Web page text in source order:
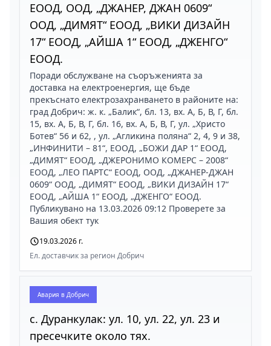
ЕООД, ООД, „ДЖАНЕР, ДЖАН 0609“
ООД, „ДИМЯТ“ ЕООД, „ВИКИ ДИЗАЙН
17“ ЕООД, „АЙША 1“ ЕООД, „ДЖЕНГО“
ЕООД.
Поради обслужване на съоръженията за
доставка на електроенергия, ще бъде
прекъснато електрозахранването в районите на:
град Добрич: ж. к. „Балик“, бл. 13, вх. А, Б, В, Г, бл.
15, вх. А, Б, В, Г, бл. 16, вх. А, Б, В, Г, ул. „Христо
Ботев“ 56 и 62, , ул. „Агликина поляна“ 2, 4, 9 и 38,
„ИНФИНИТИ – 81“, ЕООД, „БОЖИ ДАР 1“ ЕООД,
„ДИМЯТ“ ЕООД, „ДЖЕРОНИМО КОМЕРС – 2008“
ЕООД, „ЛЕО ПАРТС“ ЕООД, ООД, „ДЖАНЕР-ДЖАН
0609“ ООД, „ДИМЯТ“ ЕООД, „ВИКИ ДИЗАЙН 17“
ЕООД, „АЙША 1“ ЕООД, „ДЖЕНГО“ ЕООД.
Публикувано на 13.03.2026 09:12 Проверете за
Вашия обект тук
19.03.2026 г.
Ел. доставчик за регион Добрич
Авария в Добрич
с. Дуранкулак: ул. 10, ул. 22, ул. 23 и
пресечките около тях.